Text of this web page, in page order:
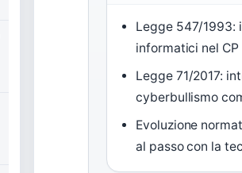
Legge 547/1993:
informatici nel CP
Legge 71/2017:
cyberbullismo
Evoluzione
al passo con la